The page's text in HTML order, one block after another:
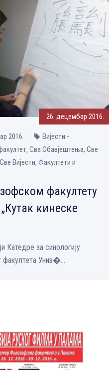
26. децембар 2016.
2016.
Вијести -
Сва Обавјештења, Све
Вијести, Факултети и
факултету
кинеске
Катедре за синологију
Унив�...